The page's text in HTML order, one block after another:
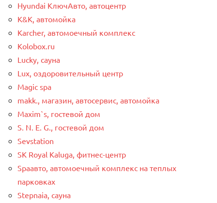
Hyundai КлючАвто, автоцентр
K&K, автомойка
Karcher, автомоечный комплекс
Kolobox.ru
Lucky, сауна
Lux, оздоровительный центр
Magic spa
makk., магазин, автосервис, автомойка
Maxim`s, гостевой дом
S. N. E. G., гостевой дом
Sevstation
SK Royal Kaluga, фитнес-центр
Spaавто, автомоечный комплекс на теплых
парковках
Stepnaia, сауна